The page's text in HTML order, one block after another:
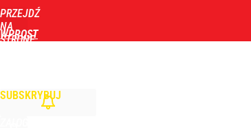
PRZEJDŹ
NA
STRONĘ
WPROST
SUBSKRYBUJ